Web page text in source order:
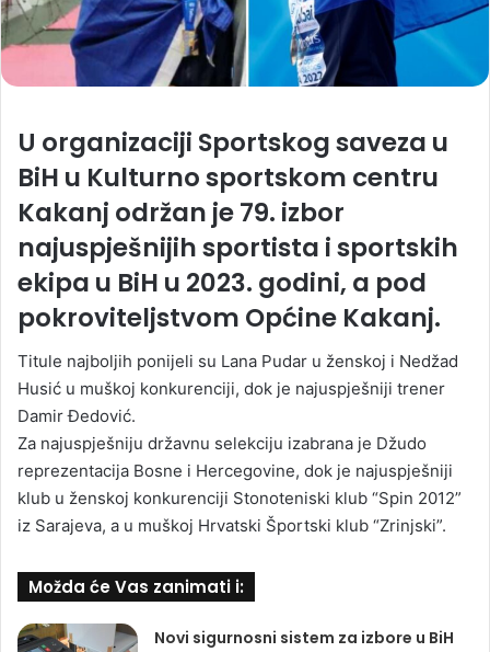
U organizaciji Sportskog saveza u
BiH u Kulturno sportskom centru
Kakanj održan je 79. izbor
najuspješnijih sportista i sportskih
ekipa u BiH u 2023. godini, a pod
pokroviteljstvom Općine Kakanj.
Titule najboljih ponijeli su Lana Pudar u ženskoj i Nedžad
Husić u muškoj konkurenciji, dok je najuspješniji trener
Damir Đedović.
Za najuspješniju državnu selekciju izabrana je Džudo
reprezentacija Bosne i Hercegovine, dok je najuspješniji
klub u ženskoj konkurenciji Stonoteniski klub “Spin 2012”
iz Sarajeva, a u muškoj Hrvatski Športski klub “Zrinjski”.
Možda će Vas zanimati i:
Novi sigurnosni sistem za izbore u BiH